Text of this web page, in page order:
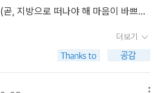
러먼과 미르나 와이즈먼은 여성 우
없음을 확인했다. 그것은 바로 낮은 사
장 남자 품귀 현상과 불모의 자궁대
사회학자 중 한 명인 윌리엄 구드는
미로운 역사 이야기와 함께, 마녀사
생각하지 못했던 '시초축적'이라는 자
한 마녀의 후손들이다>보다 이 책이
느낌이 드는 걸지도... <우리는 당신
자살을 둘러싼 일들에 대해 윤지오가
등이 반동적인 여론을 형성했던 것에
전에는 언론에 나오는 기사들이 진실
, 지방으로 떠나야 해 마음이 바쁘
함께해요!
더보기